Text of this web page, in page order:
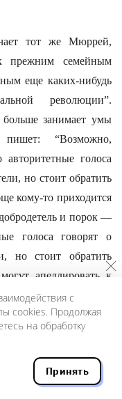
тот же Мюррей,
прежним семейным
еще каких-нибудь
революции”.
больше занимает умы
“Возможно,
голоса
но стоит обратить
кому-то приходится
и порок —
голоса говорят о
но стоит обратить
апеллировать к
и общепринятому
смысле элиты уже
только немногие
в Америке хорошо
с
cookies. Продолжая
на обработку
Принять